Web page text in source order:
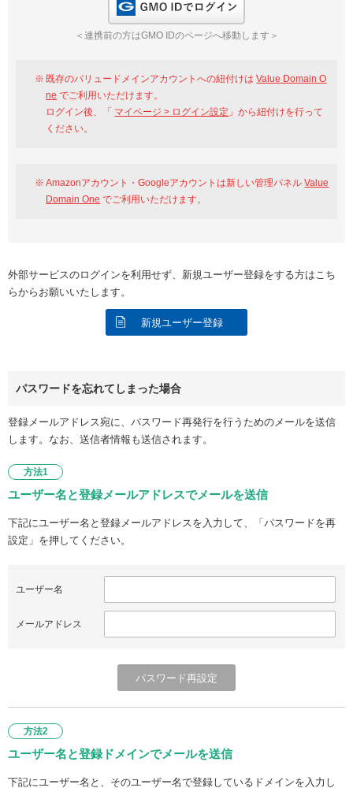
※AmazonはValue Domain Oneのログイン画面へ遷移します
GMO ID
＜連携前の方はGMO IDのページへ移動します＞
既存のバリュードメインアカウントへの紐付けはValue Domain O
ne でご利用いただけます。
ログイン後、「 マイページ > ログイン設定 」から紐付けを行って
ください。
Amazonアカウント・Googleアカウントは新しい管理パネルValue
Domain One でご利用いただけます。
外部サービスのログインを利用せず、新規ユーザー登録をする方はこち
らからお願いいたします。
新規ユーザー登録
パスワードを忘れてしまった場合
登録メールアドレス宛に、パスワード再発行を行うためのメールを送信
します。なお、送信者情報も送信されます。
方法1
ユーザー名と登録メールアドレスでメールを送信
下記にユーザー名と登録メールアドレスを入力して、「パスワードを再
設定」を押してください。
ユーザー名
メールアドレス
方法2
ユーザー名と登録ドメインでメールを送信
下記にユーザー名と、そのユーザー名で登録しているドメインを入力し